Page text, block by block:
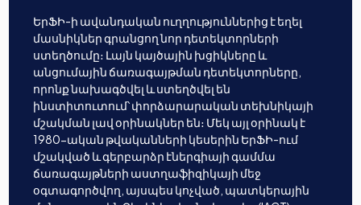
ԵրՖԻ-ի ավանդական ուղղություններից է եղել
մասնիկներ գրանցող նոր դետեկտորների
ստեղծումը։ Լայն կայծային խցիկները և
անցումային ճառագայթման դետեկտորները,
որոնք նախագծվել և ստեղծվել են
ինստիտուտում՝ փորձարարական տեխնիկայի
մշակման լավ օրինակներ են։ Մեկ այլ օրինակ է
1980-ական թվականների կեսերին ԵրՖԻ-ում
մշակված և գերբարձր էներգիայի գամմա
ճառագայթների աստղաֆիզիկայի մեջ
օգտագործվող, այսպես կոչված, պատկերային